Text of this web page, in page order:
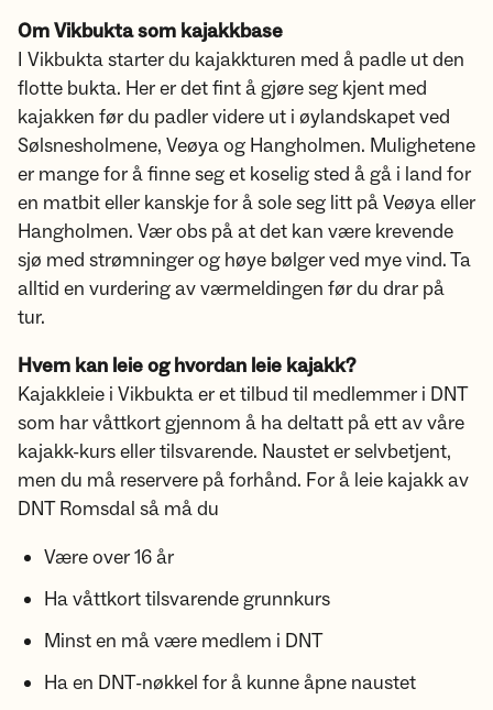
Om Vikbukta som kajakkbase
I Vikbukta starter du kajakkturen med å padle ut den
flotte bukta. Her er det fint å gjøre seg kjent med
kajakken før du padler videre ut i øylandskapet ved
Sølsnesholmene, Veøya og Hangholmen. Mulighetene
er mange for å finne seg et koselig sted å gå i land for
en matbit eller kanskje for å sole seg litt på Veøya eller
Hangholmen. Vær obs på at det kan være krevende
sjø med strømninger og høye bølger ved mye vind. Ta
alltid en vurdering av værmeldingen før du drar på
tur.
Hvem kan leie og hvordan leie kajakk?
Kajakkleie i Vikbukta er et tilbud til medlemmer i DNT
som har våttkort gjennom å ha deltatt på ett av våre
kajakk-kurs eller tilsvarende. Naustet er selvbetjent,
men du må reservere på forhånd. For å leie kajakk av
DNT Romsdal så må du
Være over 16 år
Ha våttkort tilsvarende grunnkurs
Minst en må være medlem i DNT
Ha en DNT-nøkkel for å kunne åpne naustet